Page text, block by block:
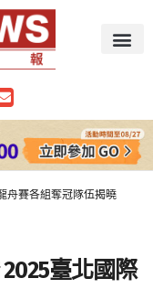
舟賽各組奪冠隊伍揭曉
臺北國際